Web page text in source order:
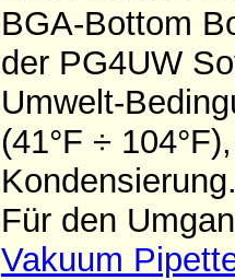
BGA-Bottom
der PG4UW
Umwelt-
(41°F ÷
Für den
Vakuum